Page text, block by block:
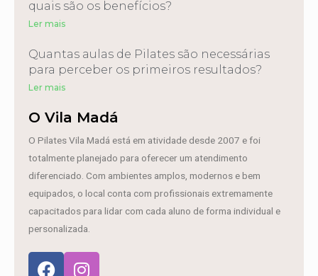
quais são os benefícios?
Ler mais
Quantas aulas de Pilates são necessárias
para perceber os primeiros resultados?
Ler mais
O Vila Madá
O Pilates Vila Madá está em atividade desde 2007 e foi
totalmente planejado para oferecer um atendimento
diferenciado. Com ambientes amplos, modernos e bem
equipados, o local conta com profissionais extremamente
capacitados para lidar com cada aluno de forma individual e
personalizada.